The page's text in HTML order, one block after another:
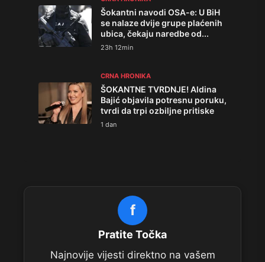
Šokantni navodi OSA-e: U BiH
se nalaze dvije grupe plaćenih
ubica, čekaju naredbe od...
23h 12min
CRNA HRONIKA
ŠOKANTNE TVRDNJE! Aldina
Bajić objavila potresnu poruku,
tvrdi da trpi ozbiljne pritiske
1 dan
f
Pratite Točka
Najnovije vijesti direktno na vašem